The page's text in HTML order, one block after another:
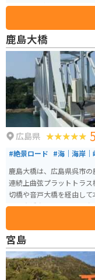
き、お一人様、恋人同士
鹿島大橋
広島県 5
#絶景ロード #海｜海岸｜
鹿島大橋は、広島県呉市
連続上曲弦プラットトラ
切橋や音戸大橋を経由し
江能倉橋島地域の主要な
島々の美しい景観が広が
る絶好のフォトスポット
ツーリングの立ち寄り地点
らの散策や写真撮影におす
宮島